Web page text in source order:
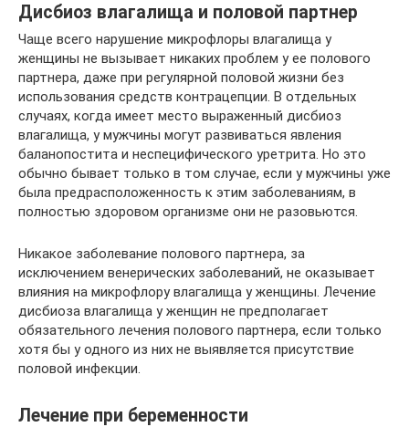
Дисбиоз влагалища и половой партнер
Чаще всего нарушение микрофлоры влагалища у
женщины не вызывает никаких проблем у ее полового
партнера, даже при регулярной половой жизни без
использования средств контрацепции. В отдельных
случаях, когда имеет место выраженный дисбиоз
влагалища, у мужчины могут развиваться явления
баланопостита и неспецифического уретрита. Но это
обычно бывает только в том случае, если у мужчины уже
была предрасположенность к этим заболеваниям, в
полностью здоровом организме они не разовьются.
Никакое заболевание полового партнера, за
исключением венерических заболеваний, не оказывает
влияния на микрофлору влагалища у женщины. Лечение
дисбиоза влагалища у женщин не предполагает
обязательного лечения полового партнера, если только
хотя бы у одного из них не выявляется присутствие
половой инфекции.
Лечение при беременности